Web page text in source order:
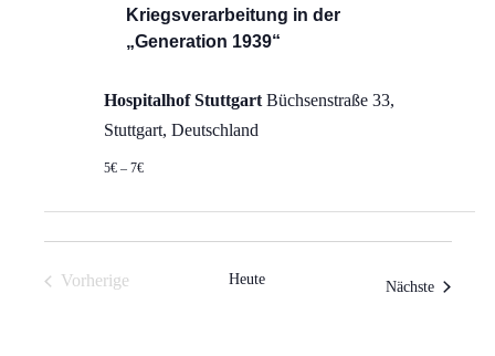
Kriegsverarbeitung in der
„Generation 1939“
Hospitalhof Stuttgart Büchsenstraße 33,
Stuttgart, Deutschland
5€ – 7€
Vorherige
Heute Nächste